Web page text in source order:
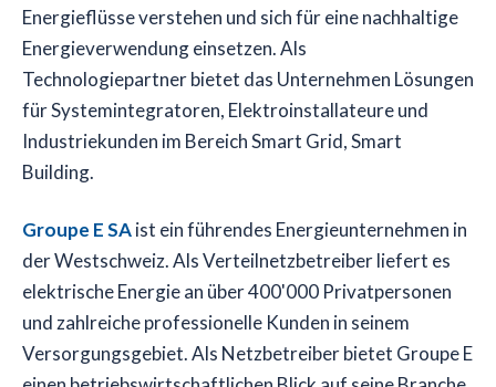
Energieflüsse verstehen und sich für eine nachhaltige
Energieverwendung einsetzen. Als
Technologiepartner bietet das Unternehmen Lösungen
für Systemintegratoren, Elektroinstallateure und
Industriekunden im Bereich Smart Grid, Smart
Building.
Groupe E SAist ein führendes Energieunternehmen in
der Westschweiz. Als Verteilnetzbetreiber liefert es
elektrische Energie an über 400'000 Privatpersonen
und zahlreiche professionelle Kunden in seinem
Versorgungsgebiet. Als Netzbetreiber bietet Groupe E